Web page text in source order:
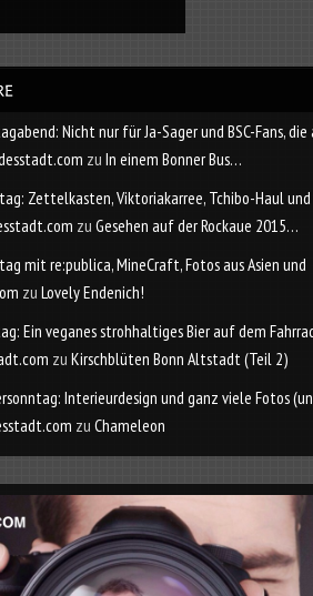
Nicht nur für Ja-Sager und BSC-Fans,
zu In einem Bonner Bus…
Zettelkasten, Viktoriakarree, Tchibo-Haul und
zu Gesehen auf der Rockaue 2015…
mit re:publica, MineCraft, Fotos aus Asien und
zu Lovely Endenich!
Ein veganes strohhaltiges Bier auf dem
zu Kirschblüten Bonn Altstadt (Teil 2)
Interieurdesign und ganz viele Fotos
zu Chameleon